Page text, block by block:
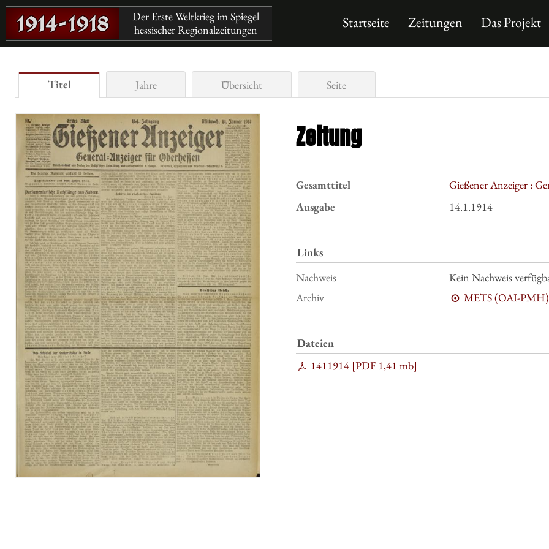
Der Erste Weltkrieg im Spiegel
hessischer Regionalzeitungen
Startseite Zeitungen Das Projekt
Titel Jahre Übersicht Seite
Zeitung
Gesamttitel
Gießener Anzeiger :
Ausgabe
14.1.1914
Links
Nachweis
Kein Nachweis
Archiv
METS (OAI-PMH)
Dateien
1411914 [PDF1,41 mb]